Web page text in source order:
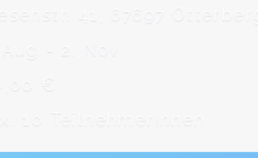
41, 67697 Otterberg
Aug - 2. Nov
€
10 TeilnehmerInnen